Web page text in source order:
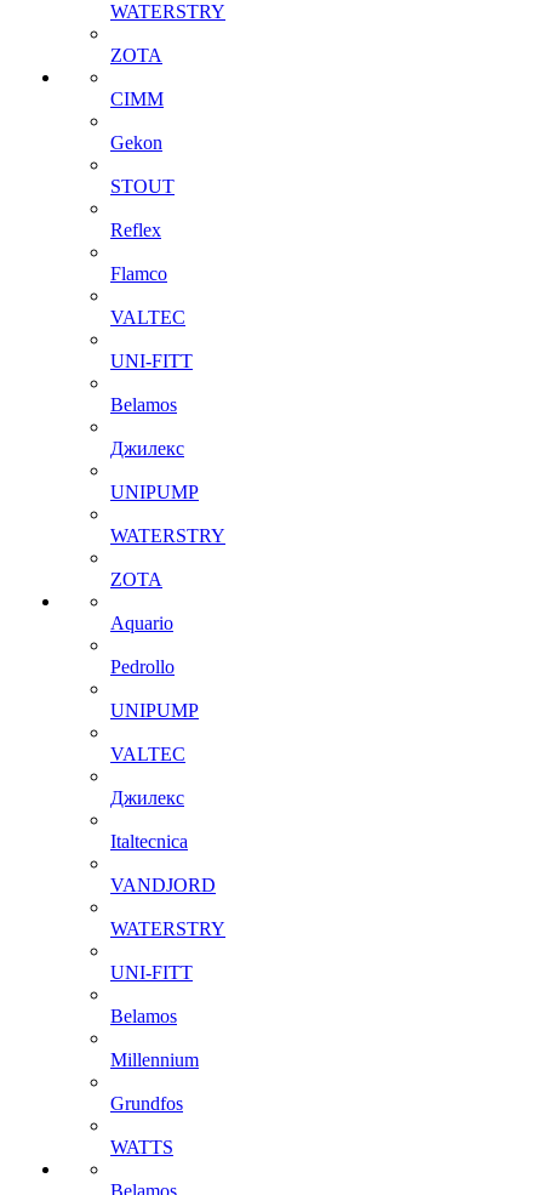
WATERSTRY
ZOTA
CIMM
Gekon
STOUT
Reflex
Flamco
VALTEC
UNI-FITT
Belamos
Джилекс
UNIPUMP
WATERSTRY
ZOTA
Aquario
Pedrollo
UNIPUMP
VALTEC
Джилекс
Italtecnica
VANDJORD
WATERSTRY
UNI-FITT
Belamos
Millennium
Grundfos
WATTS
Belamos